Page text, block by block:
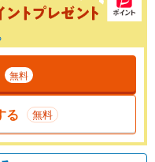
無料
る 無料